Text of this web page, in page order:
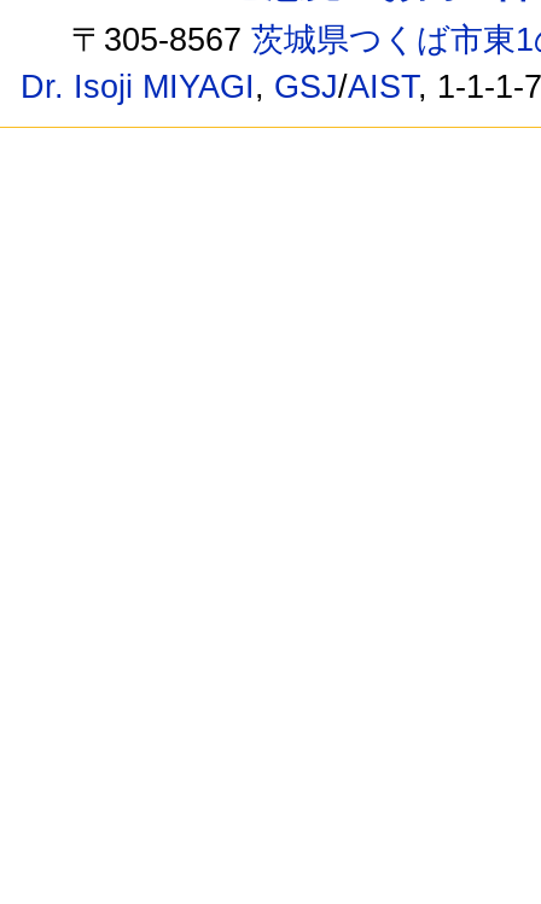
〒305-8567茨城県つくば市東
Dr. Isoji MIYAGI, GSJ/AIST, 1-1-1-